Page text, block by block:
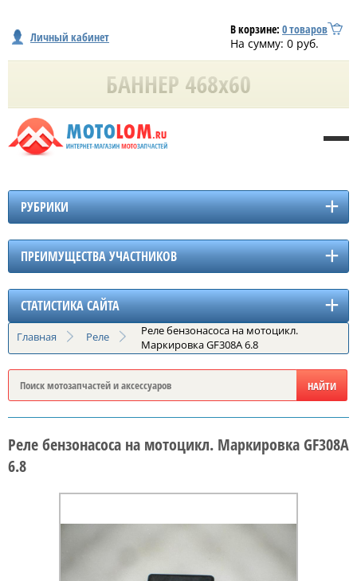
Личный кабинет В корзине: 0товаров
На сумму: 0 руб.
РУБРИКИ
ПРЕИМУЩЕСТВА УЧАСТНИКОВ
СТАТИСТИКА САЙТА
Главная Реле
Реле бензонасоса на мотоцикл.
Маркировка GF308A 6.8
Реле бензонасоса на мотоцикл. Маркировка GF308A
6.8